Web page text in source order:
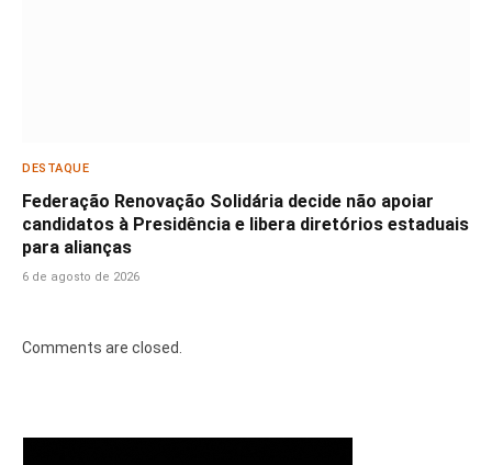
DESTAQUE
Federação Renovação Solidária decide não apoiar
candidatos à Presidência e libera diretórios estaduais
para alianças
6 de agosto de 2026
Comments are closed.